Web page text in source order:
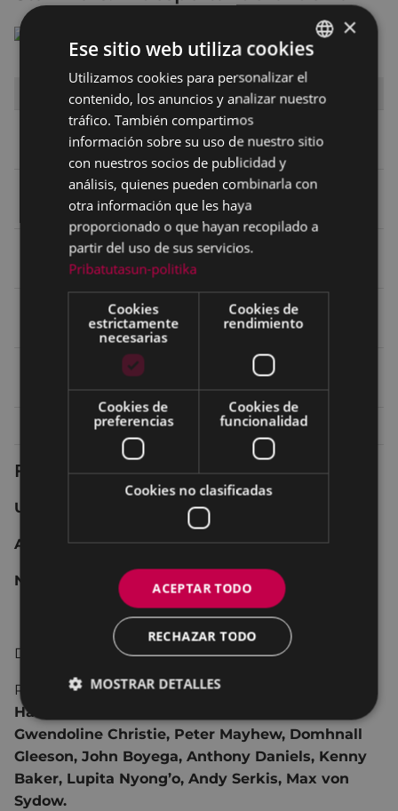
HORA SALA
Sábado
17:00 TEATRO - ANTZOKIA
Sábado
19:45 TEATRO - ANTZOKIA
Sábado
22:30
SALA 1 ARETOA / SALA 2
ARETOA
17:00 TEATRO - ANTZOKIA
20:00 TEATRO - ANTZOKIA
20:30 TEATRO - ANTZOKIA
Ficha técnica
USA 2015 135 min.
Acción, ciencia-ficción, aventuras.
No recomendada para menores de 12 años.
Dirección: J.J. Abrams.
Reparto:Daisy Ridley, Mark Hamill, Carrie Fisher,
Harrison Ford, Oscar Isaac, Adam Driver,
Gwendoline Christie, Peter Mayhew, Domhnall
Gleeson, John Boyega, Anthony Daniels, Kenny
Baker, Lupita Nyong’o, Andy Serkis, Max von
Sydow.
BASQUE
SPANISH
×
Ese sitio web utiliza cookies
Utilizamos cookies para personalizar el
contenido, los anuncios y analizar nuestro
tráfico. También compartimos
información sobre su uso de nuestro sitio
con nuestros socios de publicidad y
análisis, quienes pueden combinarla con
otra información que les haya
proporcionado o que hayan recopilado a
partir del uso de sus servicios.
Pribatutasun-politika
Cookies
estrictamente
necesarias
Cookies de
rendimiento
Cookies de
preferencias
Cookies de
funcionalidad
Cookies no clasificadas
ACEPTAR TODO
RECHAZAR TODO
MOSTRAR DETALLES